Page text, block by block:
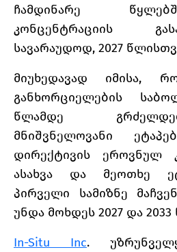
ჩამდინარე
კონცენტრაციის
სავარაუდოდ, 2027
მიუხედავად იმისა,
განხორციელების
წლამდე
მნიშვნელოვანი
დირექტივის ეროვნულ
ასახვა და მეოთხე
პირველი სამიზნე
უნდა მოხდეს 2027 და
In-Situ Inc.